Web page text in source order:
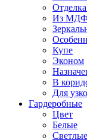
Из МДФ
Купе
Эконом
В
Для
Гардеробные
Цвет
Белые
Светлые